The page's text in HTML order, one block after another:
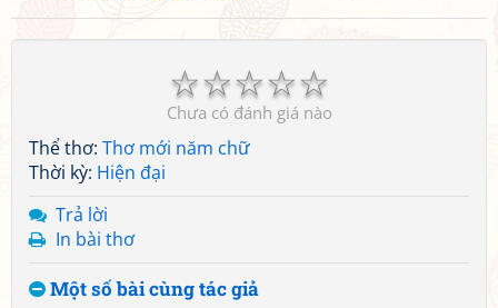
☆
☆
☆
☆
☆
Chưa có đánh giá nào
Thể thơ: Thơ mới năm chữ
Thời kỳ: Hiện đại
Trả lời
In bài thơ
Một số bài cùng tác giả